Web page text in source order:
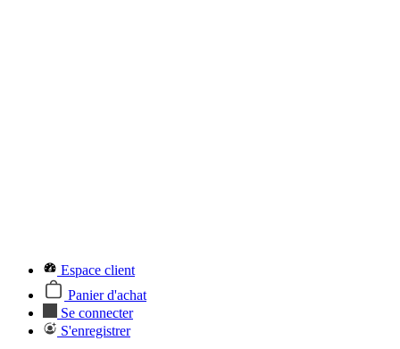
Espace client
Panier d'achat
Se connecter
S'enregistrer